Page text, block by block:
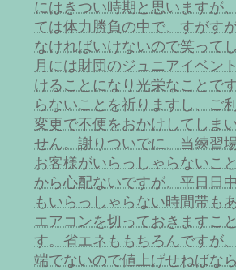
にはきつい時期と思いますが
ては体力勝負の中で、すがす
なければいけないので笑って
月には財団のジュニアイベン
けることになり光栄なことで
らないことを祈りますし、ご
変更で不便をおかけしてしま
せん。謝りついでに、当練習
お客様がいらっしゃらないこ
から心配ないですが、平日日
もいらっしゃらない時間帯も
エアコンを切っておきますこ
す。省エネももちろんですが
端でないので値上げせねばな